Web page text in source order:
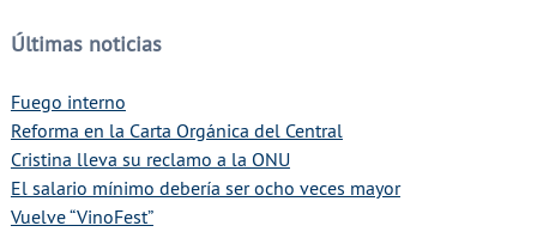
Últimas noticias
Fuego interno
Reforma en la Carta Orgánica del Central
Cristina lleva su reclamo a la ONU
El salario mínimo debería ser ocho veces mayor
Vuelve “VinoFest”